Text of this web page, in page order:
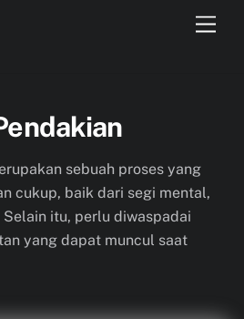
sebuah proses yang
cukup, baik dari segi mental,
itu, perlu diwaspadai
yang dapat muncul saat